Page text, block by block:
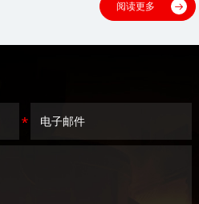
阅读更多